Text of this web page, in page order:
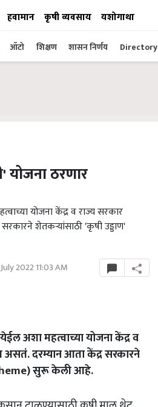
हवामान कृषी व्यवसाय यशोगाथा
ऑटो शिक्षण शासन निर्णय Directory
योजना ठरणार
योजना केंद्र व राज्य सरकार
शेतकऱ्यांसाठी 'कृषी उड्डाण'
2022 11:03 AM
अशा महत्वाच्या योजना केंद्र व
दरम्यान आता केंद्र सरकारने
सुरू केली आहे.